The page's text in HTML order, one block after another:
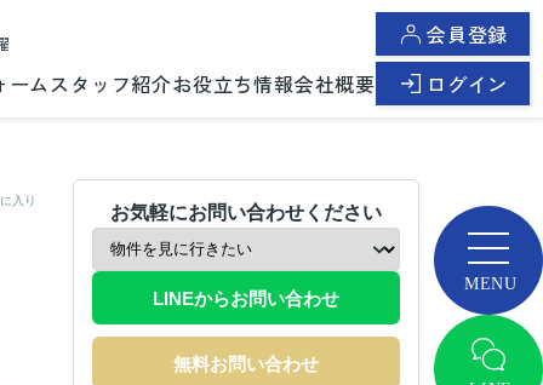
ーム スタッフ紹介お役立ち情報会社概要
会員登録
ログイン
入り
お気軽にお問い合わせください
LINEからお問い合わせ
無料お問い合わせ